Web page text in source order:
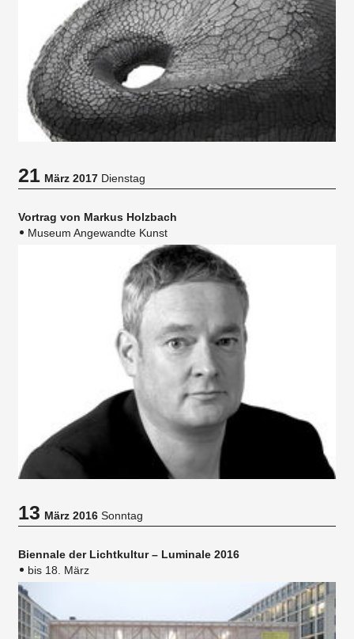
21März 2017 Dienstag
Vortrag von Markus Holzbach
Museum Angewandte Kunst
13März 2016 Sonntag
Biennale der Lichtkultur – Luminale 2016
bis 18. März